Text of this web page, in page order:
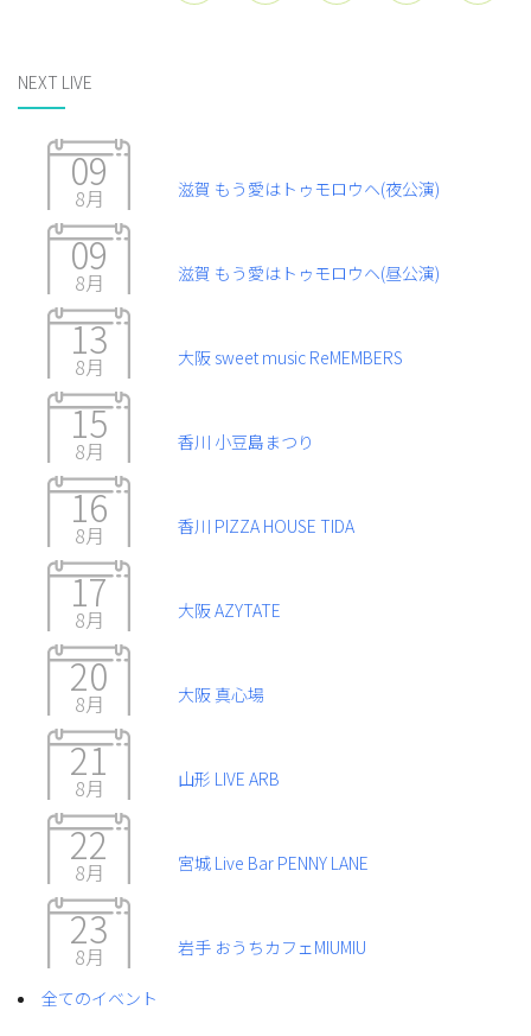
NEXT LIVE
09
8月 滋賀 もう愛はトゥモロウヘ(夜公演)
09
8月 滋賀 もう愛はトゥモロウヘ(昼公演)
13
8月 大阪 sweet music ReMEMBERS
15
8月 香川 小豆島まつり
16
8月 香川 PIZZA HOUSE TIDA
17
8月 大阪 AZYTATE
20
8月 大阪 真心場
21
8月 山形 LIVE ARB
22
8月 宮城 Live Bar PENNY LANE
23
8月 岩手 おうちカフェMIUMIU
全てのイベント